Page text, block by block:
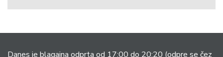
Danes je blagajna odprta od 17:00 do 20:20 (odpre se čez